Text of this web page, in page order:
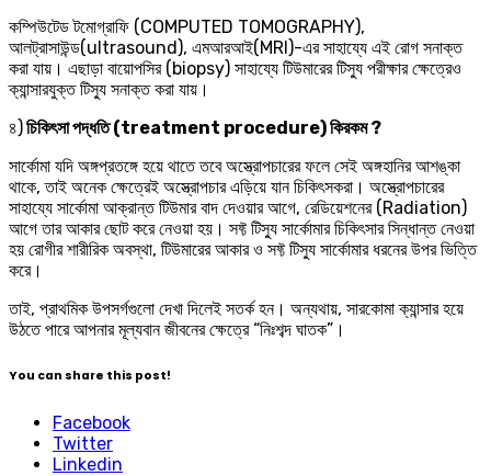
কম্পিউটেড টমোগ্রাফি (COMPUTED TOMOGRAPHY),
আলট্রাসাউন্ড(ultrasound), এমআরআই(MRI)-এর সাহায্যে এই রোগ সনাক্ত
করা যায়। এছাড়া বায়োপসির (biopsy) সাহায্যে টিউমারের টিস্যু পরীক্ষার ক্ষেত্রেও
ক্যান্সারযুক্ত টিস্যু সনাক্ত করা যায়।
৪)চিকিৎসা পদ্ধতি (treatment procedure) কিরকম ?
সার্কোমা যদি অঙ্গপ্রতঙ্গে হয়ে থাতে তবে অস্ত্রোপচারের ফলে সেই অঙ্গহানির আশঙ্কা
থাকে, তাই অনেক ক্ষেত্রেই অস্ত্রোপচার এড়িয়ে যান চিকিৎসকরা। অস্ত্রোপচারের
সাহায্যে সার্কোমা আক্রান্ত টিউমার বাদ দেওয়ার আগে, রেডিয়েশনের (Radiation)
আগে তার আকার ছোট করে নেওয়া হয়। সফ্ট টিস্যু সার্কোমার চিকিৎসার সিন্ধান্ত নেওয়া
হয় রোগীর শারীরিক অবস্থা, টিউমারের আকার ও সফ্ট টিস্যু সার্কোমার ধরনের উপর ভিত্তি
করে।
তাই, প্রাথমিক উপসর্গগুলো দেখা দিলেই সতর্ক হন। অন্যথায়, সারকোমা ক্যান্সার হয়ে
উঠতে পারে আপনার মূল্যবান জীবনের ক্ষেত্রে “নিঃশব্দ ঘাতক”।
You can share this post!
Facebook
Twitter
Linkedin